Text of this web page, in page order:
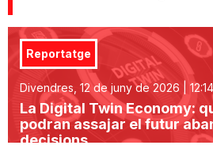
Reportatge
Divendres, 12 de juny de 2026 |
La Digital Twin Economy:
podran assajar el futur
decisions